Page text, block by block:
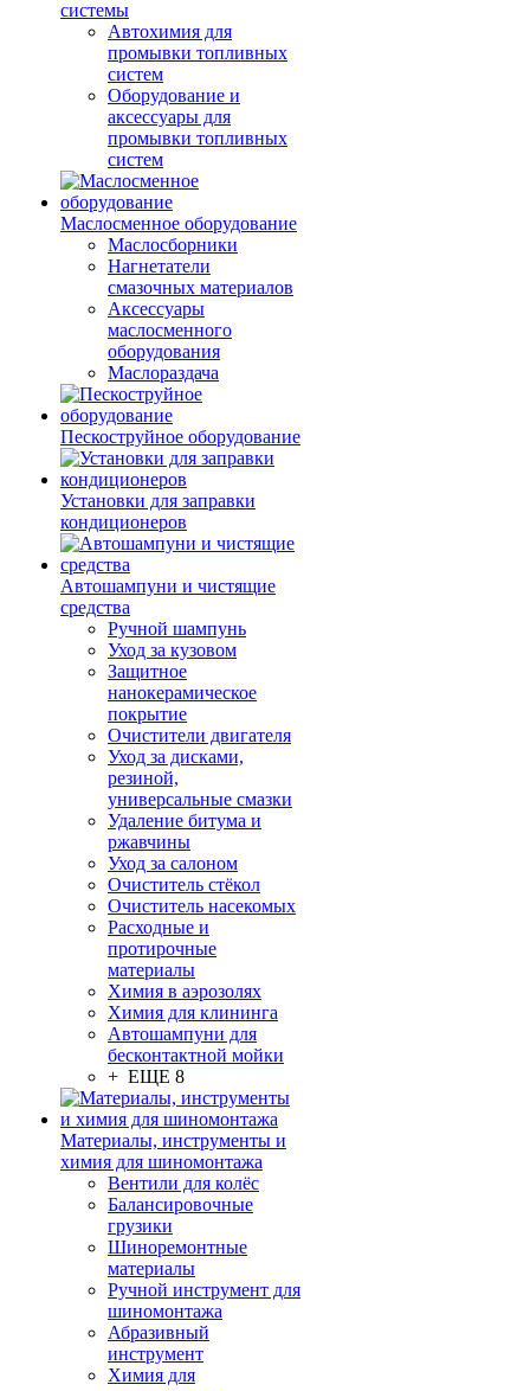
системы
Автохимия для
промывки топливных
систем
Оборудование и
аксессуары для
промывки топливных
систем
Маслосменное оборудование
Маслосборники
Нагнетатели
смазочных материалов
Аксессуары
маслосменного
оборудования
Маслораздача
Пескоструйное оборудование
Установки для заправки
кондиционеров
Автошампуни и чистящие
средства
Ручной шампунь
Уход за кузовом
Защитное
нанокерамическое
покрытие
Очистители двигателя
Уход за дисками,
резиной,
универсальные смазки
Удаление битума и
ржавчины
Уход за салоном
Очиститель стёкол
Очиститель насекомых
Расходные и
протирочные
материалы
Химия в аэрозолях
Химия для клининга
Автошампуни для
бесконтактной мойки
+ ЕЩЕ 8
Материалы, инструменты и
химия для шиномонтажа
Вентили для колёс
Балансировочные
грузики
Шиноремонтные
материалы
Ручной инструмент для
шиномонтажа
Абразивный
инструмент
Химия для